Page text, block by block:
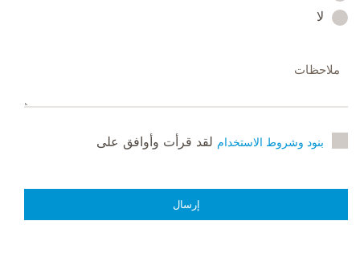
لا
بنود وشروط الاستخدام لقد قرأت وأوافق على
إرسال